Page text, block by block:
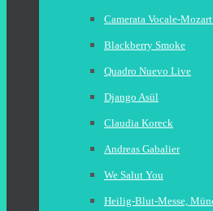
Camerata Vocale-
Blackberry Smoke
Quadro Nuevo Live
Django Asül
Claudia Koreck
Andreas Gabalier
We Salut You
Heilig-Blut-Messe,